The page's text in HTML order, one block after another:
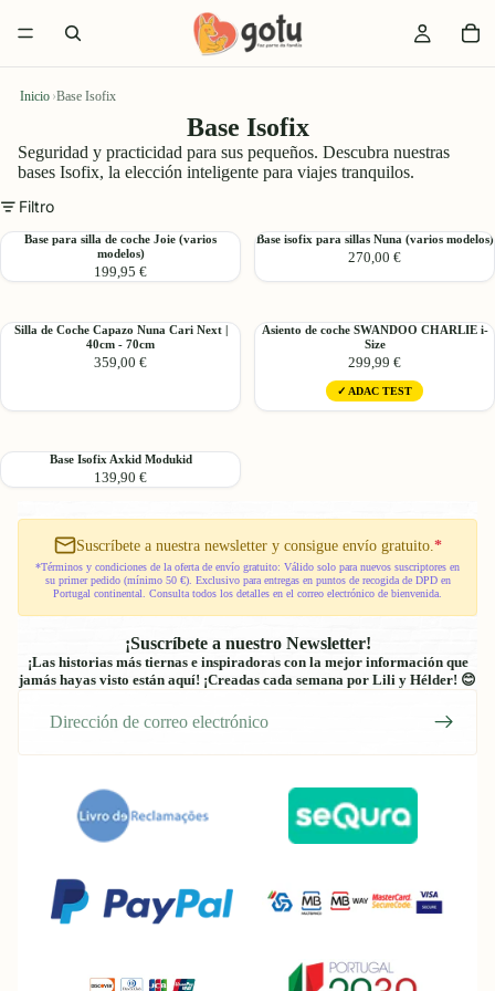
Inicio ›Base Isofix
Base Isofix
Seguridad y practicidad para sus pequeños. Descubra nuestras
bases Isofix, la elección inteligente para viajes tranquilos.
Filtro
Base
silla
coche
Joie
Base para silla de coche Joie (varios
modelos)
199,95 €
Base
para
Nuna
(varios
Base isofix para sillas Nuna (varios modelos)
270,00 €
Silla
Nuna
Next
40cm
Silla de Coche Capazo Nuna Cari Next |
40cm - 70cm
359,00 €
Asiento
SWANDOO
CHARLIE
Asiento de coche SWANDOO CHARLIE i-
Size
299,99 €
✓ ADAC TEST
Base
Isofix
Modukid
Base Isofix Axkid Modukid
139,90 €
Suscríbete a nuestra newsletter y consigue envío gratuito. *
*Términos y condiciones de la oferta de envío gratuito: Válido solo para nuevos suscriptores en
su primer pedido (mínimo 50 €). Exclusivo para entregas en puntos de recogida de DPD en
Portugal continental. Consulta todos los detalles en el correo electrónico de bienvenida.
¡Suscríbete a nuestro Newsletter!
¡Las historias más tiernas e inspiradoras con la mejor información que
jamás hayas visto están aquí! ¡Creadas cada semana por Lili y Hélder! 😊
electrónico